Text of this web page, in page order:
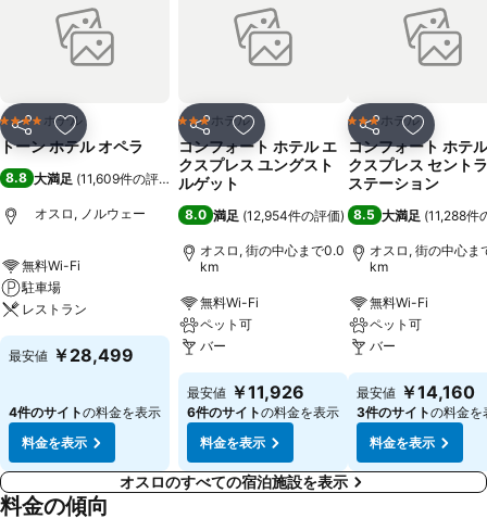
シェア お気に入りに追加
4 ホテルのランク
ホテル
トーン ホテル オペラ
8.8 大満足 (11,609件の評価
オスロ, ノルウェー
無料Wi-Fi
駐車場
レストラン
最安値 ￥28,499
4件のサイトの料金を表示
料金を表示
シェア お気に入りに追加
3 ホテルのランク
ホテル
コンフォート ホテル エ
クスプレス ユングスト
ルゲット
8.0 満足 (12,954件の評価)
オスロ, 街の中心まで0.0
km
無料Wi-Fi
ペット可
バー
最安値 ￥11,926
6件のサイトの料金を表示
料金を表示
シェア お気に入
3 ホテルのランク
ホテル
コンフォート ホテ
クスプレス セント
ステーション
8.5 大満足 (11,288件
オスロ, 街の中心ま
km
無料Wi-Fi
ペット可
バー
最安値 ￥14,160
3件のサイトの料金を
料金を表示
オスロのすべての宿泊施設を表示
料金の傾向